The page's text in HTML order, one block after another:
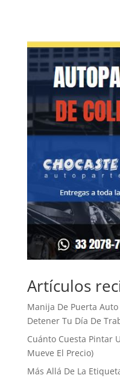
Artículos
Manija De Puerta
Detener Tu Día De
Cuánto Cuesta Pintar
Mueve El Precio)
Más Allá De La